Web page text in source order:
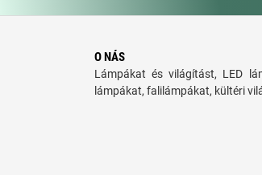
O NÁS
Lámpákat és világítást, LED
lámpákat, falilámpákat, kültéri